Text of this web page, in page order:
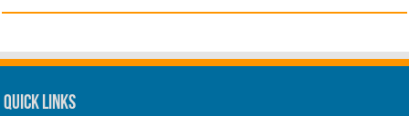
Quick Links